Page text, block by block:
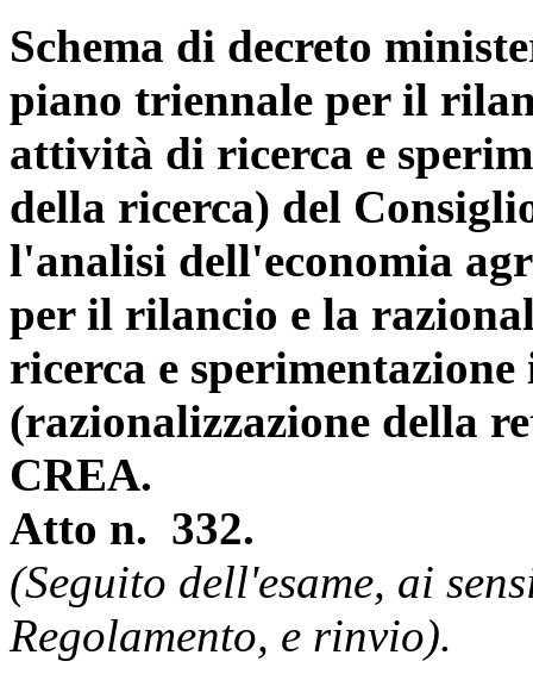
Schema di decreto
piano triennale per il
attività di ricerca e
della ricerca) del
l'analisi dell'economia
per il rilancio e la
ricerca e
(razionalizzazione della
CREA.
Atto n. 332.
(Seguito dell'esame, ai
Regolamento, e rinvio).